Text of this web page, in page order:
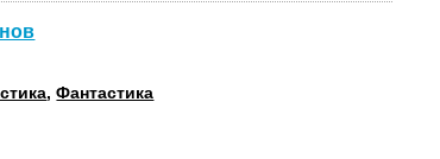
,Фантастика